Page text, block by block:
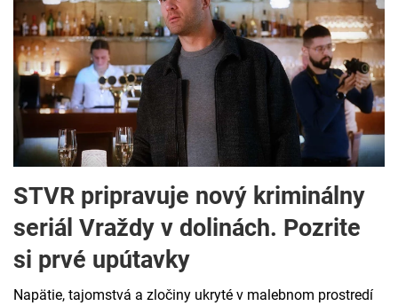
STVR pripravuje nový kriminálny
seriál Vraždy v dolinách. Pozrite
si prvé upútavky
Napätie, tajomstvá a zločiny ukryté v malebnom prostredí